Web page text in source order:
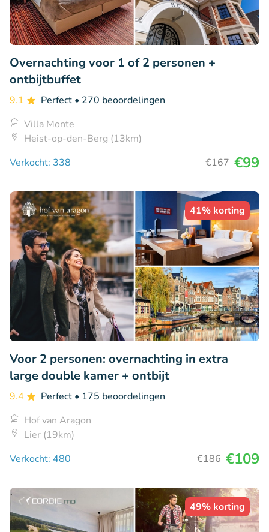
Overnachting voor 1 of 2 personen +
ontbijtbuffet
9.1 Perfect • 270 beoordelingen
Villa Monte
Heist-op-den-Berg (13km)
Verkocht: 338
€167 €99
41% korting
Voor 2 personen: overnachting in extra
large double kamer + ontbijt
9.4 Perfect • 175 beoordelingen
Hof van Aragon
Lier (19km)
Verkocht: 480
€186 €109
49% korting